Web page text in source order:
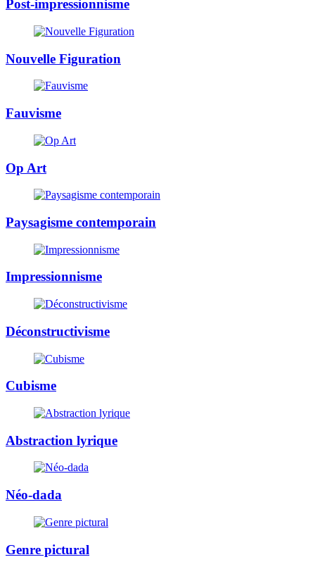
Post-impressionnisme
Nouvelle Figuration
Fauvisme
Op Art
Paysagisme contemporain
Impressionnisme
Déconstructivisme
Cubisme
Abstraction lyrique
Néo-dada
Genre pictural